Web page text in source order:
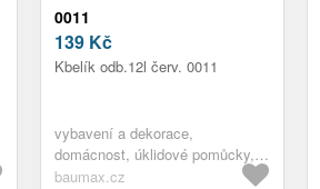
0011
139 Kč
Kbelík odb.12l červ. 0011
vybavení a dekorace,
domácnost, úklidové pomůcky,
mopy; náhrady a
baumax.cz